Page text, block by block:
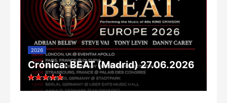
2026
Crónica: BEAT (Madrid) 27.06.2026